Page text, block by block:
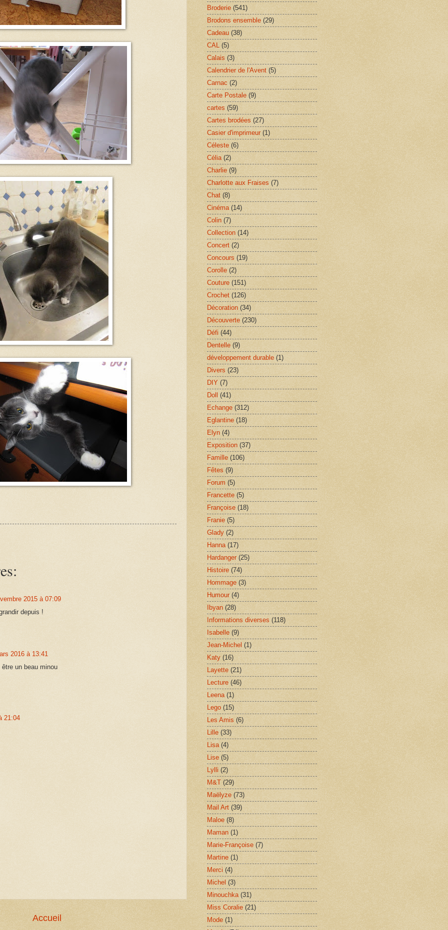
2015 à 07:09
depuis !
2016 à 13:41
un beau minou
21:04
Accueil
Broderie (541)
Brodons ensemble (29)
Cadeau (38)
CAL (5)
Calais (3)
Calendrier de l'Avent (5)
Carnac (2)
Carte Postale (9)
cartes (59)
Cartes brodées (27)
Casier d'imprimeur (1)
Céleste (6)
Célia (2)
Charlie (9)
Charlotte aux Fraises (7)
Chat (8)
Cinéma (14)
Colin (7)
Collection (14)
Concert (2)
Concours (19)
Corolle (2)
Couture (151)
Crochet (126)
Décoration (34)
Découverte (230)
Défi (44)
Dentelle (9)
développement durable (1)
Divers (23)
DIY (7)
Doll
(41)
Echange (312)
Eglantine (18)
Elyn (4)
Exposition (37)
Famille (106)
Fêtes (9)
Forum (5)
Francette (5)
Françoise (18)
Franie (5)
Glady (2)
Hanna (17)
Hardanger (25)
Histoire (74)
Hommage (3)
Humour (4)
Ibyan (28)
Informations diverses (118)
Isabelle (9)
Jean-Michel (1)
Katy (16)
Layette (21)
Lecture (46)
Leena (1)
Lego (15)
Les Amis (6)
Lille (33)
Lisa (4)
Lise (5)
Lylli (2)
M&T (29)
Maëlyze (73)
Mail Art (39)
Maloe (8)
Maman (1)
Marie-Françoise (7)
Martine (1)
Merci (4)
Michel (3)
Minouchka (31)
Miss Coralie (21)
Mode (1)